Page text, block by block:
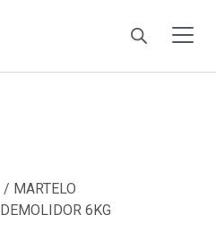
Products
search
/ MARTELO
DEMOLIDOR 6KG